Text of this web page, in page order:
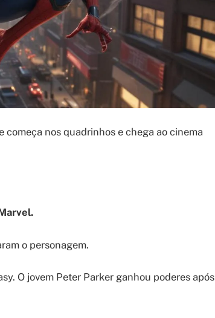
nos quadrinhos e chega ao cinema
o personagem.
O jovem Peter Parker ganhou poderes após